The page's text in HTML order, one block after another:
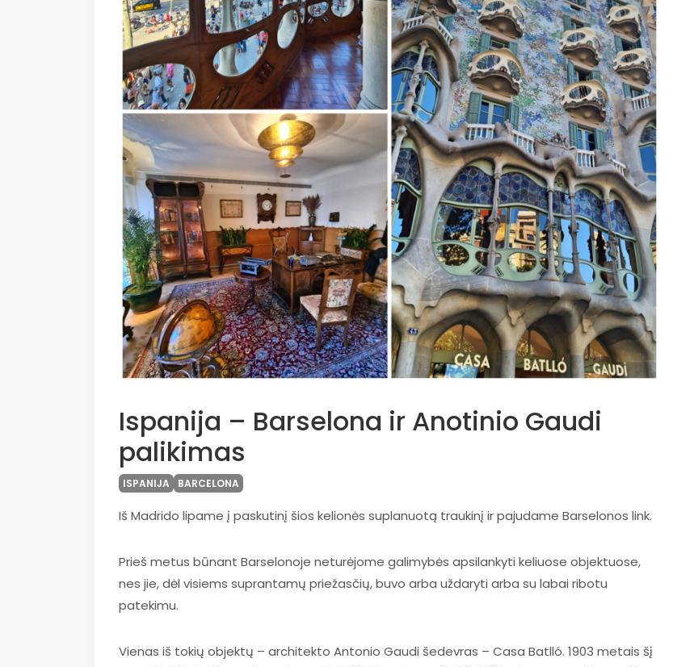
Ispanija – Barselona ir Anotinio Gaudi
palikimas
ISPANIJA BARCELONA
Iš Madrido lipame į paskutinį šios kelionės suplanuotą traukinį ir pajudame Barselonos link.
Prieš metus būnant Barselonoje neturėjome galimybės apsilankyti keliuose objektuose,
nes jie, dėl visiems suprantamų priežasčių, buvo arba uždaryti arba su labai ribotu
patekimu.
Vienas iš tokių objektų – architekto Antonio Gaudi šedevras – Casa Batlló. 1903 metais šį